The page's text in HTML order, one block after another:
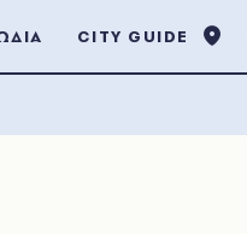
CITY GUIDE